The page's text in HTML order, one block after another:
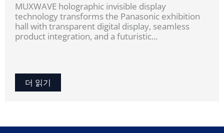
MUXWAVE holographic invisible display
technology transforms the Panasonic exhibition
hall with transparent digital display, seamless
product integration, and a futuristic...
더 읽기